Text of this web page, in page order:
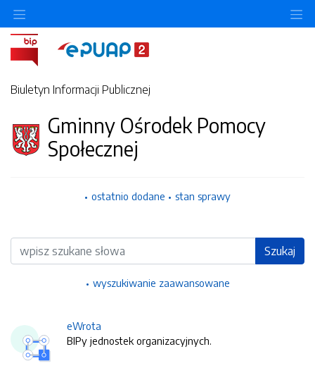
Biuletyn Informacji Publicznej
Gminny Ośrodek Pomocy
Społecznej
ostatnio dodane stan sprawy
Wyszukiwarka Szukaj
wyszukiwanie zaawansowane
eWrota
BIPy jednostek organizacyjnych.